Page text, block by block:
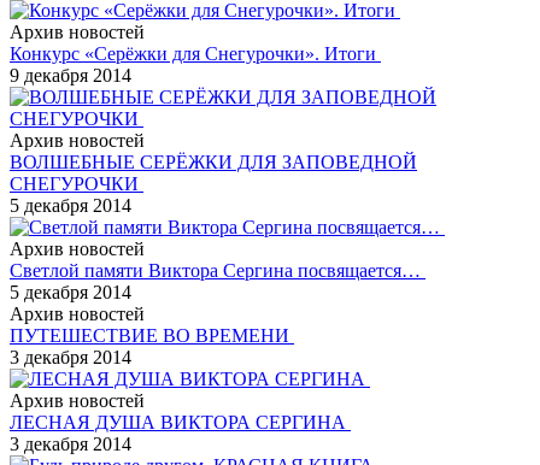
Архив новостей
Конкурс «Серёжки для Снегурочки». Итоги
9 декабря 2014
Архив новостей
ВОЛШЕБНЫЕ СЕРЁЖКИ ДЛЯ ЗАПОВЕДНОЙ
СНЕГУРОЧКИ
5 декабря 2014
Архив новостей
Светлой памяти Виктора Сергина посвящается…
5 декабря 2014
Архив новостей
ПУТЕШЕСТВИЕ ВО ВРЕМЕНИ
3 декабря 2014
Архив новостей
ЛЕСНАЯ ДУША ВИКТОРА СЕРГИНА
3 декабря 2014